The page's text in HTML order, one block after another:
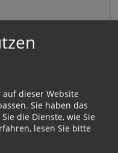
dieser Website
Sie haben das
die Dienste, wie Sie
lesen Sie bitte